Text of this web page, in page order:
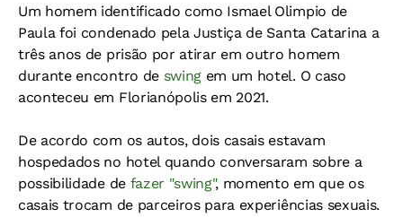
Um homem identificado como Ismael Olimpio de
Paula foi condenado pela Justiça de Santa Catarina a
três anos de prisão por atirar em outro homem
durante encontro deswing em um hotel. O caso
aconteceu em Florianópolis em 2021.
De acordo com os autos, dois casais estavam
hospedados no hotel quando conversaram sobre a
possibilidade de fazer "swing", momento em que os
casais trocam de parceiros para experiências sexuais.